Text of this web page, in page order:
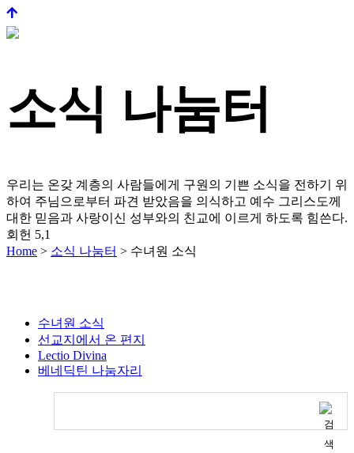
소식 나눔터
우리는 온갖 계층의 사람들에게 구원의 기쁜 소식을 전하기 위
하여 주님으로부터 파견 받았음을 의식하고 예수 그리스도께
대한 믿음과 사랑이신 성부와의 친교에 이르게 하도록 힘쓴다.
회헌 5,1
Home > 소식 나눔터 > 수녀원 소식
수녀원 소식
선교지에서 온 편지
Lectio Divina
베네딕틴 나눔자리